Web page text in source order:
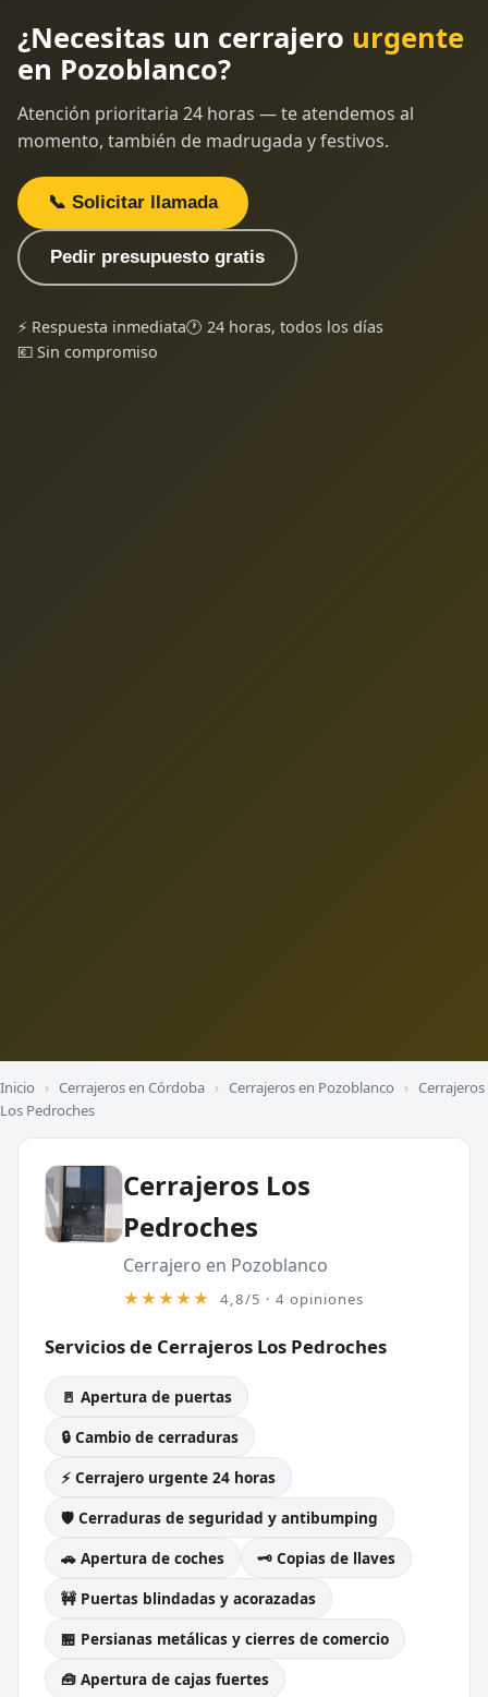
¿Necesitas un cerrajero urgente
en Pozoblanco?
Atención prioritaria 24 horas — te atendemos al
momento, también de madrugada y festivos.
📞 Solicitar llamada
Pedir presupuesto gratis
⚡ Respuesta inmediata🕐 24 horas, todos los días
💶 Sin compromiso
Inicio › Cerrajeros en Córdoba › Cerrajeros en Pozoblanco › Cerrajeros
Los Pedroches
Cerrajeros Los
Pedroches
Cerrajero en Pozoblanco
★★★★★ 4,8/5 · 4 opiniones
Servicios de Cerrajeros Los Pedroches
🚪 Apertura de puertas
🔒 Cambio de cerraduras
⚡ Cerrajero urgente 24 horas
🛡️ Cerraduras de seguridad y antibumping
🚗 Apertura de coches
🗝️ Copias de llaves
🚧 Puertas blindadas y acorazadas
🏪 Persianas metálicas y cierres de comercio
🧰 Apertura de cajas fuertes